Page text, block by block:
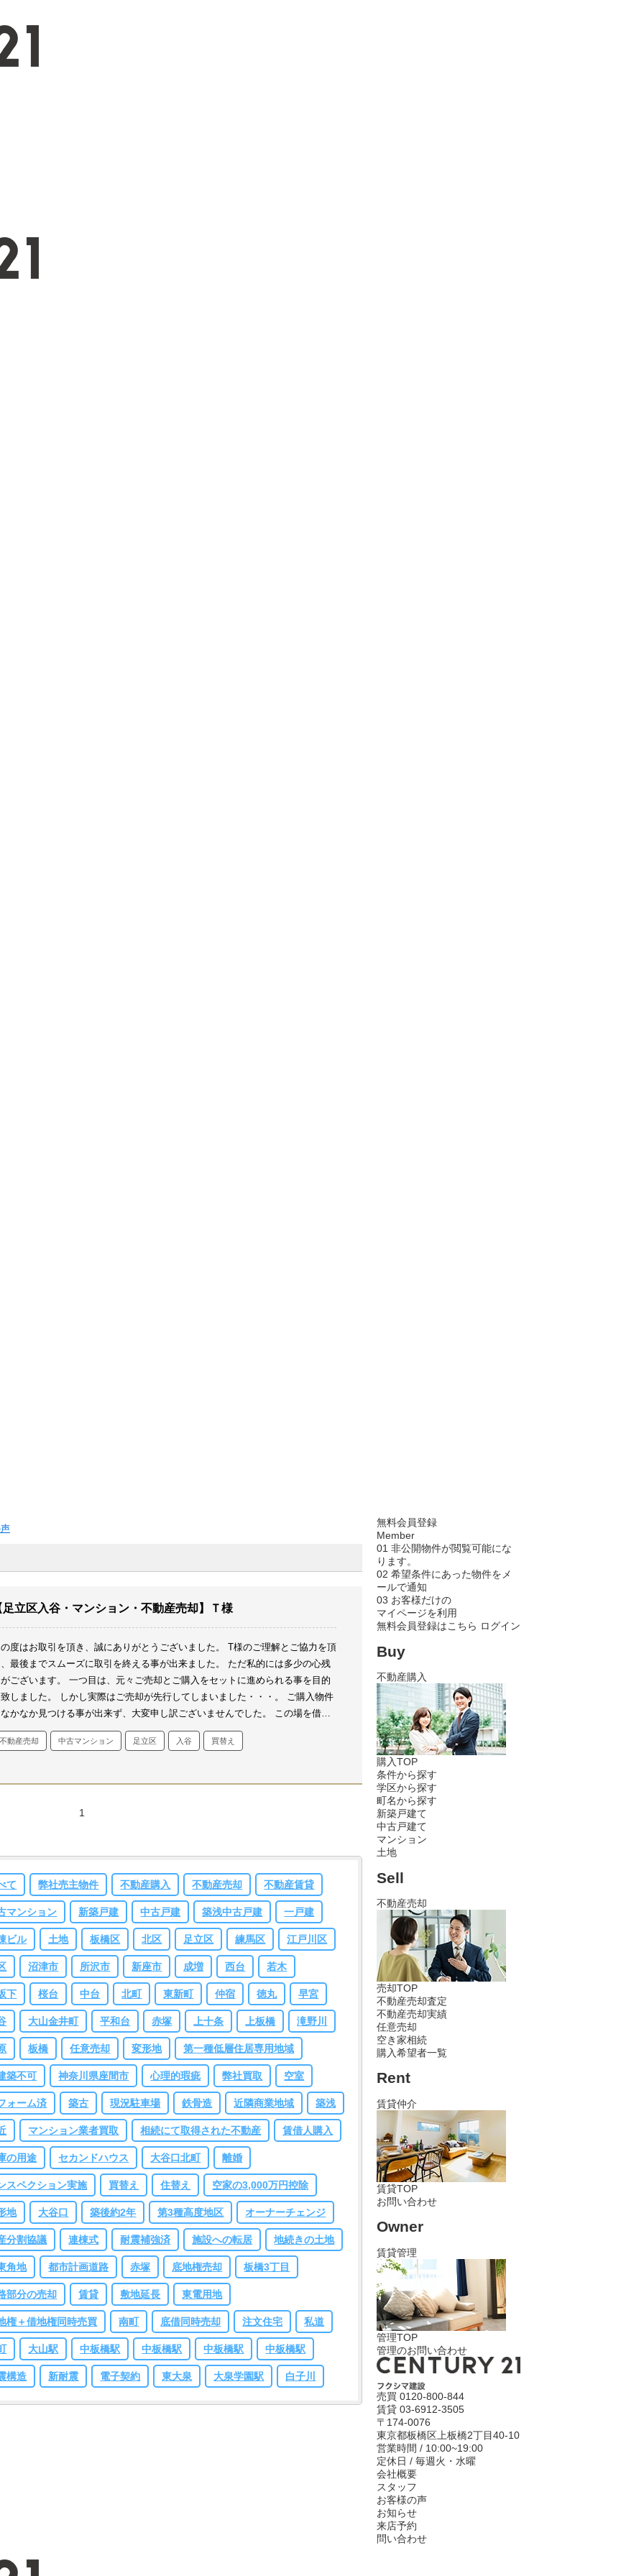
足立区入谷・マンション・不動産売却】Ｔ様
度はお取引を頂き、誠にありがとうございました。 T様のご理解とご協力を頂
最後までスムーズに取引を終える事が出来ました。 ただ私的には多少の心残
ございます。 一つ目は、元々ご売却とご購入をセットに進められる事を目的
しました。
しかし実際はご売却が先行してしまいました・・・。 ご購入物件
かなか見つける事が出来ず、大変申し訳ございませんでした。 この場を借り
詫び申し上げます。二つ目は、お引渡し前のご準備書類等ボリュームが沢山
わかり辛い部分も多かったと思います。 説明を私の言葉でお聞きしたかった
てあれっ？と感じる物事でした。
不動産売却 中古マンション 足立区 入谷 買替え
1
て 弊社売主物件 不動産購入 不動産売却 不動産賃貸
マンション 新築戸建 中古戸建 築浅中古戸建 一戸建
ビル 土地 板橋区 北区 足立区 練馬区 江戸川区
沼津市 所沢市 新座市 成増 西台 若木
下 桜台 中台 北町 東新町 仲宿 徳丸 早宮
大山金井町 平和台 赤塚 上十条 上板橋 滝野川
板橋 任意売却 変形地 第一種低層住居専用地域
築不可 神奈川県座間市 心理的瑕疵 弊社買取 空室
ォーム済 築古 現況駐車場 鉄骨造 近隣商業地域 築浅
マンション業者買取 相続にて取得された不動産 賃借人購入
の用途 セカンドハウス 大谷口北町 離婚
スペクション実施 買替え 住替え 空家の3,000万円控除
地 大谷口 築後約2年 第3種高度地区 オーナーチェンジ
分割協議 連棟式 耐震補強済 施設への転居 地続きの土地
角地 都市計画道路 赤塚 底地権売却 板橋3丁目
部分の売却 賃貸 敷地延長 東電用地
権＋借地権同時売買 南町 底借同時売却 注文住宅 私道
大山駅 中板橋駅 中板橋駅 中板橋駅 中板橋駅
構造 新耐震 電子契約 東大泉 大泉学園駅 白子川
無料会員登録
Member
01 非公開物件が閲覧可能にな
ります。
02 希望条件にあった物件をメ
ールで通知
03 お客様だけの
マイページを利用
無料会員登録はこちら ログイン
Buy
不動産購入
購入TOP
条件から探す
学区から探す
町名から探す
新築戸建て
中古戸建て
マンション
土地
Sell
不動産売却
売却TOP
不動産売却査定
不動産売却実績
任意売却
空き家相続
購入希望者一覧
Rent
賃貸仲介
賃貸TOP
お問い合わせ
Owner
賃貸管理
管理TOP
管理のお問い合わせ
売買 0120-800-844
賃貸 03-6912-3505
〒174-0076
東京都板橋区上板橋2丁目40-10
営業時間 / 10:00~19:00
定休日 / 毎週火・水曜
会社概要
スタッフ
お客様の声
お知らせ
来店予約
問い合わせ